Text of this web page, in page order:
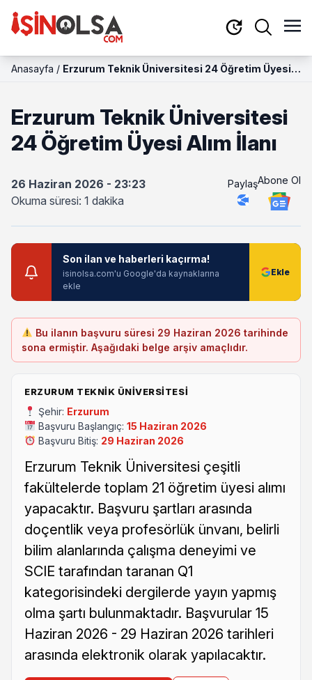
Anasayfa / Erzurum Teknik Üniversitesi 24 Öğretim Üyesi
Erzurum Teknik Üniversitesi
24 Öğretim Üyesi Alım İlanı
26 Haziran 2026 - 23:23
Okuma süresi: 1 dakika
PaylaşAbone Ol
Son ilan ve haberleri kaçırma!
isinolsa.com'u Google'da kaynaklarına
ekle
Bu ilanın başvuru süresi 29 Haziran 2026 tarihinde
sona ermiştir. Aşağıdaki belge arşiv amaçlıdır.
ERZURUM TEKNIK ÜNIVERSITESI
Şehir: Erzurum
Başvuru Başlangıç: 15 Haziran 2026
Başvuru Bitiş: 29 Haziran 2026
Erzurum Teknik Üniversitesi çeşitli
fakültelerde toplam 21 öğretim üyesi alımı
yapacaktır. Başvuru şartları arasında
doçentlik veya profesörlük ünvanı, belirli
bilim alanlarında çalışma deneyimi ve
SCIE tarafından taranan Q1
kategorisindeki dergilerde yayın yapmış
olma şartı bulunmaktadır. Başvurular 15
Haziran 2026 - 29 Haziran 2026 tarihleri
arasında elektronik olarak yapılacaktır.